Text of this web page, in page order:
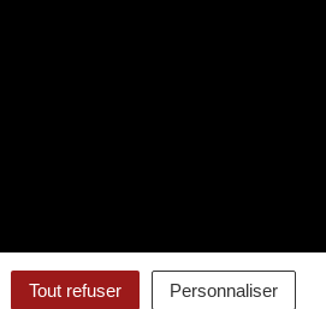
Tout refuser Personnaliser